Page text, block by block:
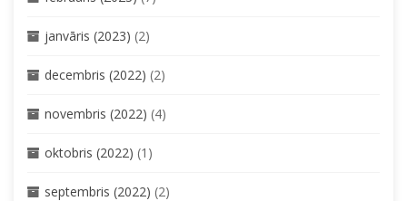
janvāris (2023) (2)
decembris (2022) (2)
novembris (2022) (4)
oktobris (2022) (1)
septembris (2022) (2)